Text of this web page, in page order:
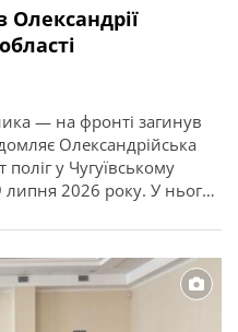
Олександрії
— на фронті загинув
Олександрійська
у Чугуївському
липня 2026 року. У нього
друзям.